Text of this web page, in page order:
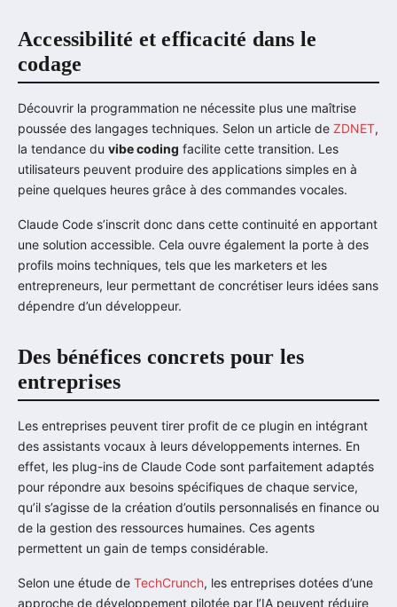
Accessibilité et efficacité dans le
codage
Découvrir la programmation ne nécessite plus une maîtrise
poussée des langages techniques. Selon un article de ZDNET,
la tendance du vibe coding facilite cette transition. Les
utilisateurs peuvent produire des applications simples en à
peine quelques heures grâce à des commandes vocales.
Claude Code s’inscrit donc dans cette continuité en apportant
une solution accessible. Cela ouvre également la porte à des
profils moins techniques, tels que les marketers et les
entrepreneurs, leur permettant de concrétiser leurs idées sans
dépendre d’un développeur.
Des bénéfices concrets pour les
entreprises
Les entreprises peuvent tirer profit de ce plugin en intégrant
des assistants vocaux à leurs développements internes. En
effet, les plug-ins de Claude Code sont parfaitement adaptés
pour répondre aux besoins spécifiques de chaque service,
qu’il s’agisse de la création d’outils personnalisés en finance ou
de la gestion des ressources humaines. Ces agents
permettent un gain de temps considérable.
Selon une étude de TechCrunch, les entreprises dotées d’une
approche de développement pilotée par l’IA peuvent réduire